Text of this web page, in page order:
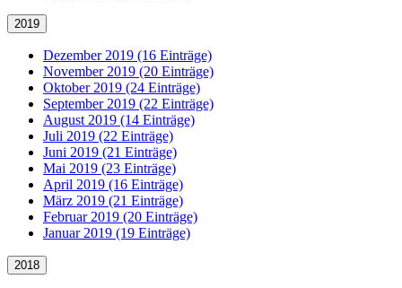
2019
Dezember 2019 (16 Einträge)
November 2019 (20 Einträge)
Oktober 2019 (24 Einträge)
September 2019 (22 Einträge)
August 2019 (14 Einträge)
Juli 2019 (22 Einträge)
Juni 2019 (21 Einträge)
Mai 2019 (23 Einträge)
April 2019 (16 Einträge)
März 2019 (21 Einträge)
Februar 2019 (20 Einträge)
Januar 2019 (19 Einträge)
2018